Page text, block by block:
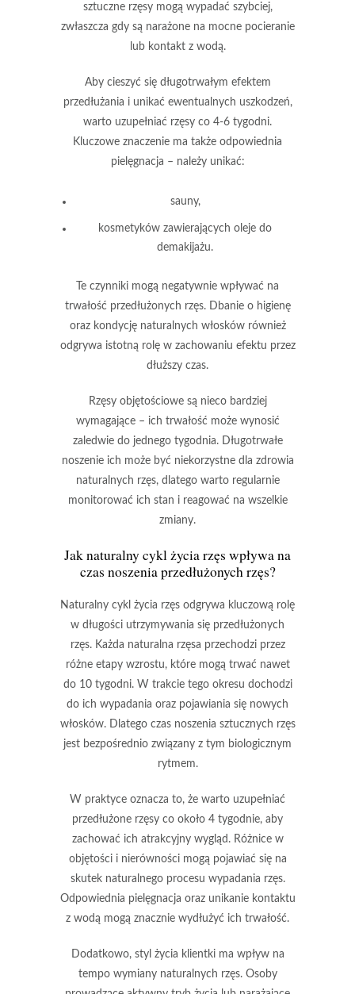
sztuczne rzęsy mogą wypadać szybciej,
zwłaszcza gdy są narażone na mocne pocieranie
lub kontakt z wodą.
Aby cieszyć się długotrwałym efektem
przedłużania i unikać ewentualnych uszkodzeń,
warto uzupełniać rzęsy co 4-6 tygodni.
Kluczowe znaczenie ma także odpowiednia
pielęgnacja – należy unikać:
sauny,
kosmetyków zawierających oleje do
demakijażu.
Te czynniki mogą negatywnie wpływać na
trwałość przedłużonych rzęs.Dbanie o higienę
oraz kondycję naturalnych włosków również
odgrywa istotną rolę w zachowaniu efektu przez
dłuższy czas.
Rzęsy objętościowesą nieco bardziej
wymagające – ich trwałość może wynosić
zaledwie do jednego tygodnia. Długotrwałe
noszenie ich może być niekorzystne dla zdrowia
naturalnych rzęs, dlatego warto regularnie
monitorować ich stan i reagować na wszelkie
zmiany.
Jak naturalnycykl życia rzęs wpływa na
czas noszenia przedłużonych rzęs?
Naturalny cykl życia rzęs odgrywa kluczową rolę
w długości utrzymywania się przedłużonych
rzęs. Każda naturalna rzęsa przechodzi przez
różne etapy wzrostu, które mogą trwać nawet
do 10 tygodni. W trakcie tego okresu dochodzi
do ich wypadania oraz pojawiania się nowych
włosków. Dlatego czas noszenia sztucznych rzęs
jest bezpośrednio związany z tym biologicznym
rytmem.
W praktyce oznacza to, że warto uzupełniać
przedłużone rzęsy co około 4 tygodnie, aby
zachować ich atrakcyjny wygląd. Różnice w
objętości i nierówności mogą pojawiać się na
skutek naturalnego procesu wypadania rzęs.
Odpowiednia pielęgnacja oraz unikanie kontaktu
z wodą mogą znacznie wydłużyć ich trwałość.
Dodatkowo, styl życia klientki ma wpływ na
tempo wymiany naturalnych rzęs. Osoby